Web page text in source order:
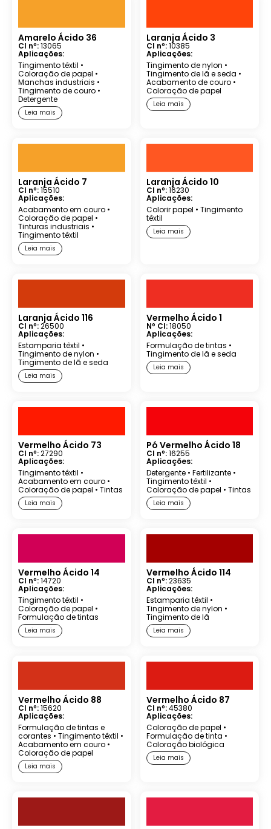
Amarelo Ácido 36
CI nº:13065
Aplicações:
Tingimento têxtil •
Coloração de papel •
Manchas industriais •
Tingimento de couro •
Detergente
Leia mais
Laranja Ácido 3
CI nº:10385
Aplicações:
Tingimento de nylon •
Tingimento de lã e seda •
Acabamento de couro•
Coloração de papel
Leia mais
Laranja Ácido 7
CI nº:15510
Aplicações:
Acabamento em couro •
Coloração de papel •
Tinturas industriais •
Tingimento têxtil
Leia mais
Laranja Ácido 10
CI nº:16230
Aplicações:
Colorir papel • Tingimento
têxtil
Leia mais
Laranja Ácido 116
CI nº:26500
Aplicações:
Estamparia têxtil •
Tingimento de nylon •
Tingimento de lã e seda
Leia mais
Vermelho Ácido 1
Nº CI:18050
Aplicações:
Formulação de tintas •
Tingimento de lã e seda
Leia mais
Vermelho Ácido 73
CI nº:27290
Aplicações:
Tingimento têxtil •
Acabamento em couro •
Coloração de papel • Tintas
Leia mais
Pó Vermelho Ácido 18
CI nº:16255
Aplicações:
Detergente• Fertilizante•
Tingimento têxtil •
Coloração de papel • Tintas
Leia mais
Vermelho Ácido 14
CI nº:14720
Aplicações:
Tingimento têxtil •
Coloração de papel •
Formulação de tintas
Leia mais
Vermelho Ácido 114
CI nº:23635
Aplicações:
Estamparia têxtil •
Tingimento de nylon •
Tingimento de lã
Leia mais
Vermelho Ácido 88
CI nº:15620
Aplicações:
Formulação de tintas e
corantes • Tingimento têxtil •
Acabamento em couro •
Coloração de papel
Leia mais
Vermelho Ácido 87
CI nº:45380
Aplicações:
Coloração de papel •
Formulação de tinta •
Coloração biológica
Leia mais